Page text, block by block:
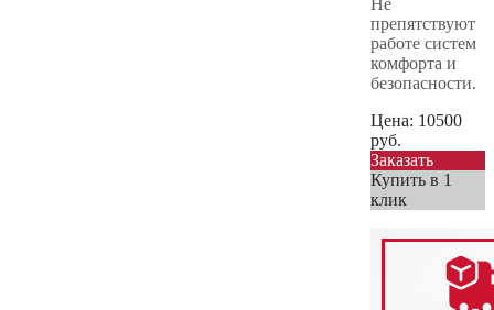
препятствуют
работе систем
комфорта и
безопасности.
Цена: 10500
руб.
Заказать
Купить в 1
клик